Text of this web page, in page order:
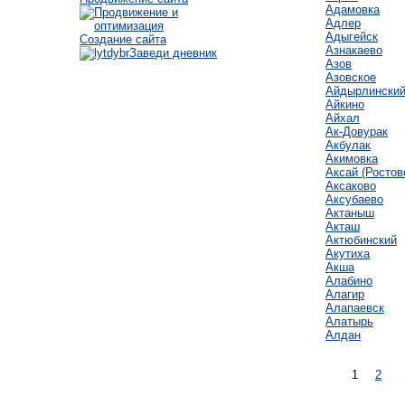
Создание сайта
Заведи дневник
Адамовка
Адлер
Адыгейск
Азнакаево
Азов
Азовское
Айдырлинский
Айкино
Айхал
Ак-Довурак
Акбулак
Акимовка
Аксай
Аксаково
Аксубаево
Актаныш
Акташ
Актюбинский
Акутиха
Акша
Алабино
Алагир
Алапаевск
Алатырь
Алдан
1 2